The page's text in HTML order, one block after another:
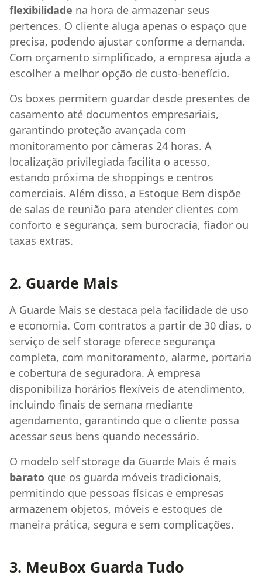
flexibilidade na hora de armazenar seus
pertences. O cliente aluga apenas o espaço que
precisa, podendo ajustar conforme a demanda.
Com orçamento simplificado, a empresa ajuda a
escolher a melhor opção de custo-benefício.
Os boxes permitem guardar desde presentes de
casamento até documentos empresariais,
garantindo proteção avançada com
monitoramento por câmeras 24 horas. A
localização privilegiada facilita o acesso,
estando próxima de shoppings e centros
comerciais. Além disso, a Estoque Bem dispõe
de salas de reunião para atender clientes com
conforto e segurança, sem burocracia, fiador ou
taxas extras.
2. Guarde Mais
A Guarde Mais se destaca pela facilidade de uso
e economia. Com contratos a partir de 30 dias, o
serviço de self storage oferece segurança
completa, com monitoramento, alarme, portaria
e cobertura de seguradora. A empresa
disponibiliza horários flexíveis de atendimento,
incluindo finais de semana mediante
agendamento, garantindo que o cliente possa
acessar seus bens quando necessário.
O modelo self storage da Guarde Mais é mais
barato que os guarda móveis tradicionais,
permitindo que pessoas físicas e empresas
armazenem objetos, móveis e estoques de
maneira prática, segura e sem complicações.
3. MeuBox Guarda Tudo